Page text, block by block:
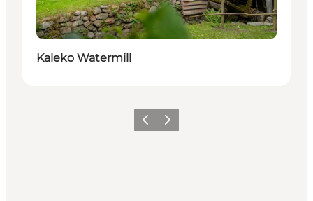
Kaleko Watermill
PrécédentSuivant